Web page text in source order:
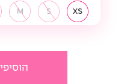
XS
S
M